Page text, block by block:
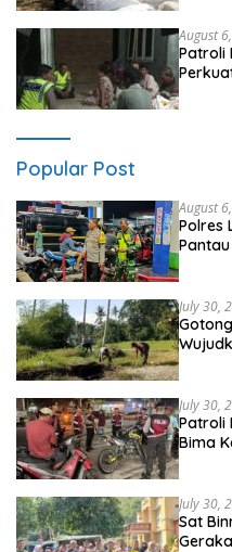
August
Patroli
Popular Post
August
Polres
July 30,
July 30,
Patroli
Bima
July 30,
Sat